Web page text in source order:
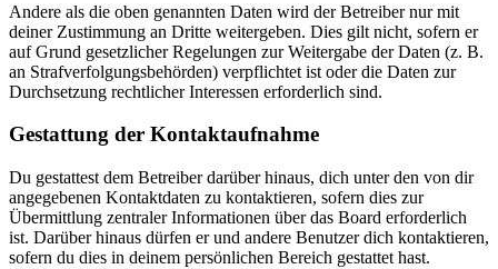
Andere als die oben genannten Daten wird der Betreiber nur mit
deiner Zustimmung an Dritte weitergeben. Dies gilt nicht, sofern er
auf Grund gesetzlicher Regelungen zur Weitergabe der Daten (z. B.
an Strafverfolgungsbehörden) verpflichtet ist oder die Daten zur
Durchsetzung rechtlicher Interessen erforderlich sind.
Gestattung der Kontaktaufnahme
Du gestattest dem Betreiber darüber hinaus, dich unter den von dir
angegebenen Kontaktdaten zu kontaktieren, sofern dies zur
Übermittlung zentraler Informationen über das Board erforderlich
ist. Darüber hinaus dürfen er und andere Benutzer dich kontaktieren,
sofern du dies in deinem persönlichen Bereich gestattet hast.